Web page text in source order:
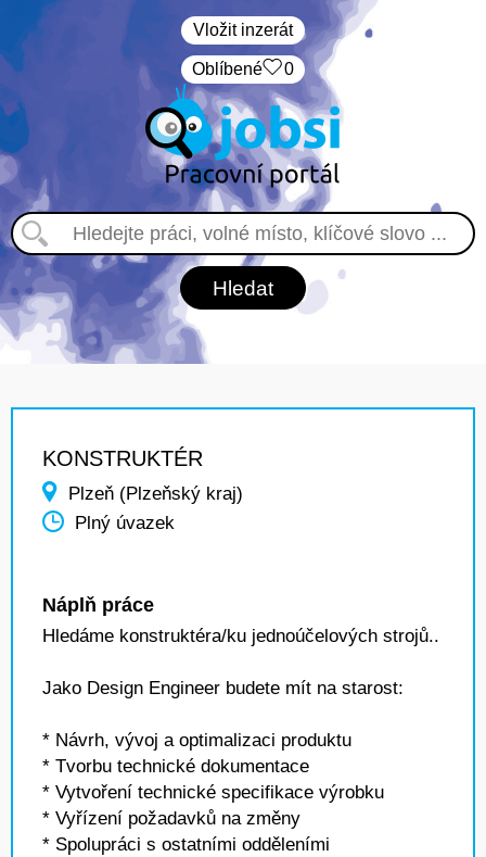
Vložit inzerát
Oblíbené 0
KONSTRUKTÉR
Plzeň (Plzeňský kraj)
Plný úvazek
Náplň práce
Hledáme konstruktéra/ku jednoúčelových strojů..
Jako Design Engineer budete mít na starost:
* Návrh, vývoj a optimalizaci produktu
* Tvorbu technické dokumentace
* Vytvoření technické specifikace výrobku
* Vyřízení požadavků na změny
* Spolupráci s ostatními odděleními